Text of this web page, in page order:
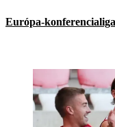
Európa-konferencialiga